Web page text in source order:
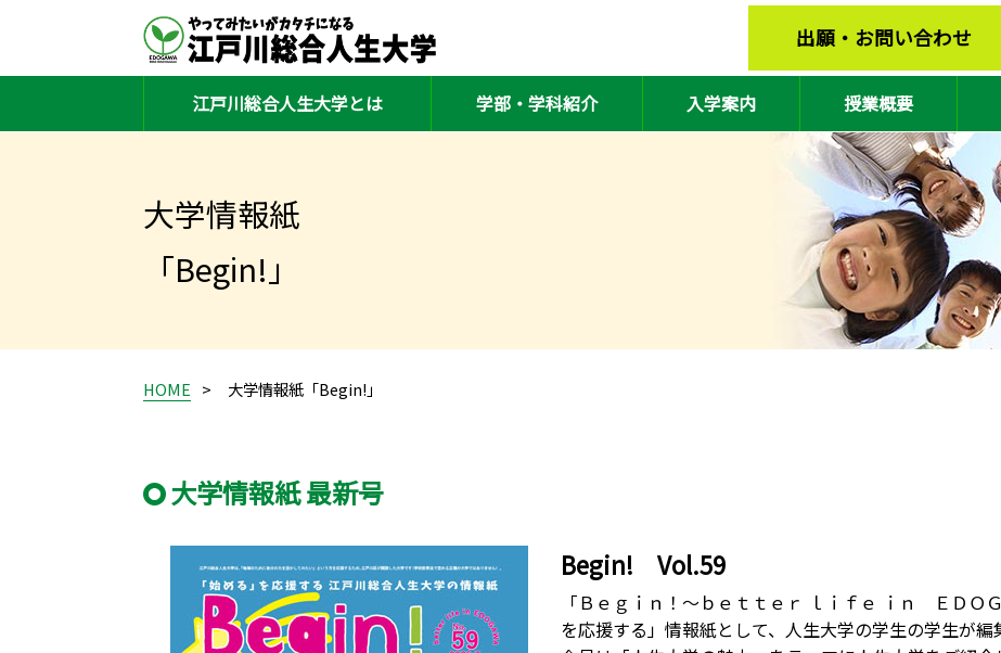
出願・お問い合わせ
江戸川総合人生大学とは 学部・学科紹介 入学案内 授業概要
大学情報紙
「Begin!」
HOME 大学情報紙「Begin!」
大学情報紙 最新号
Begin! Vol.59
「Ｂｅｇｉｎ！～ｂｅｔｔｅｒ ｌｉｆｅ ｉｎ ＥＤＯ
を応援する」情報紙として、人生大学の学生の学生が編